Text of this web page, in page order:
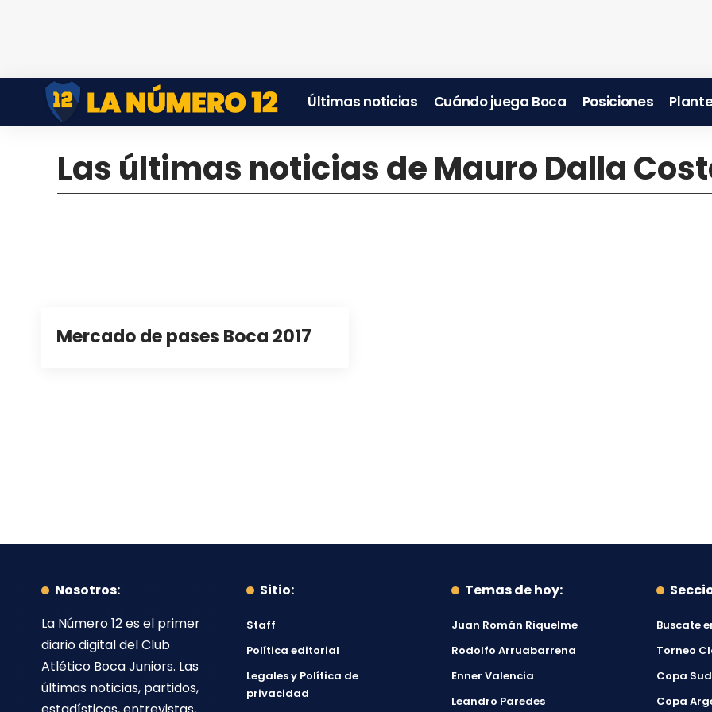
Últimas noticias Cuándo juega Boca Posiciones
Las últimas noticias de Mauro Dalla
Mercado de pases Boca 2017
Nosotros:
La Número 12es el primer
diario digital delClub
Atlético Boca Juniors. Las
últimas noticias, partidos,
Sitio:
Staff
Política editorial
Legales y Política de
privacidad
Temas de hoy:
Juan Román Riquelme
Rodolfo Arruabarrena
Enner Valencia
Leandro Paredes
Buscate
Torneo
Copa
Copa